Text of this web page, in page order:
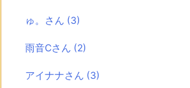
ゅ。さん (3)
雨音Cさん (2)
アイナナさん (3)